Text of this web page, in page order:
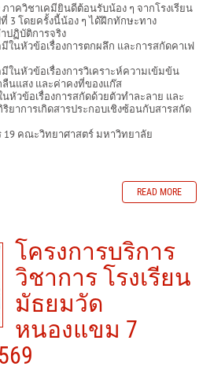
าควิชาเคมียินดีต้อนรับน้อง ๆ จากโรงเรียน
3 โดยครั้งนี้น้อง ๆ ได้ฝึกทักษะทาง
ปฏิบัติการจริง
ในหัวข้อเรื่องการตกผลึก และการสกัดคาเฟ
ในหัวข้อเรื่องการวิเคราะห์ความเข้มข้น
ลืนแสง และค่าคงที่ของแก๊ส
หัวข้อเรื่องการสกัดด้วยตัวทำละลาย และ
ยาการเกิดสารประกอบเชิงซ้อนกับสารสกัด
19 คณะวิทยาศาสตร์ มหาวิทยาลัย
READ MORE
โครงการบริการ
วิชาการ โรงเรียน
มัธยมวัด
หนองแขม 7